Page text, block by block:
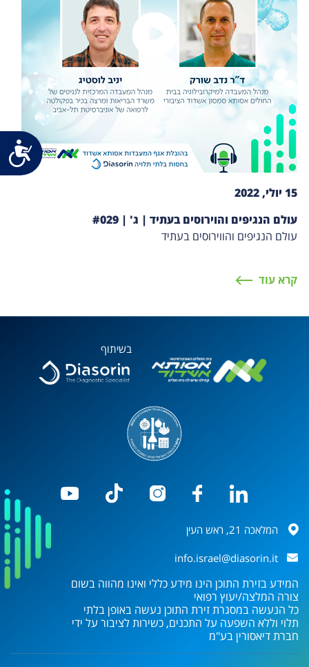
15 יולי, 2022
עולם הנגיפים והוירוסים בעתיד | ג' | #029
עולם הנגיפים והווירוסים בעתיד
קרא עוד
המלאכה 21, ראש העין
info.israel@diasorin.it
בשיתוף
המידע בזירת התוכן הינו מידע כללי ואינו מהווה בשום
צורה המלצה/יעוץ רפואי
כל הנעשה במסגרת זירת התוכן נעשה באופן בלתי
תלוי וללא השפעה על התכנים, כשירות לציבור על ידי
חברתדיאסורין בע"מ